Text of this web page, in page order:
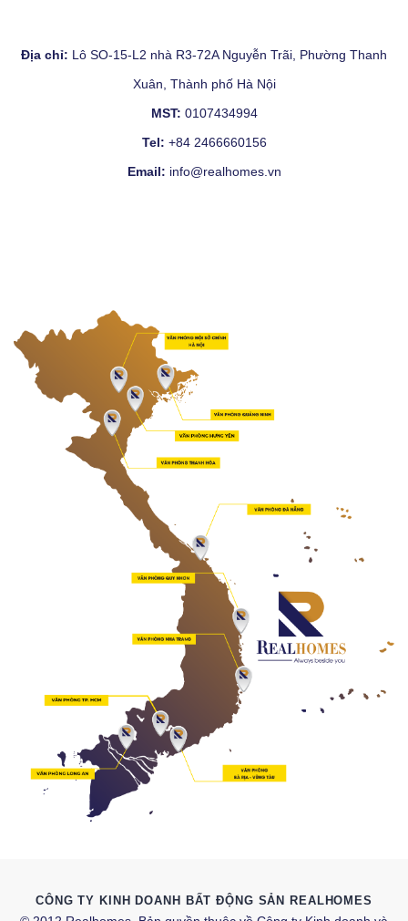
Địa chỉ: Lô SO-15-L2 nhà R3-72A Nguyễn Trãi, Phường Thanh
Xuân, Thành phố Hà Nội
MST: 0107434994
Tel: +84 2466660156
Email: info@realhomes.vn
CÔNG TY KINH DOANH BẤT ĐỘNG SẢN REALHOMES